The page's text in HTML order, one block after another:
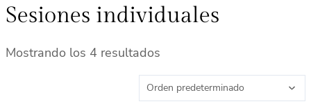
Sesiones individuales
Mostrando los 4 resultados